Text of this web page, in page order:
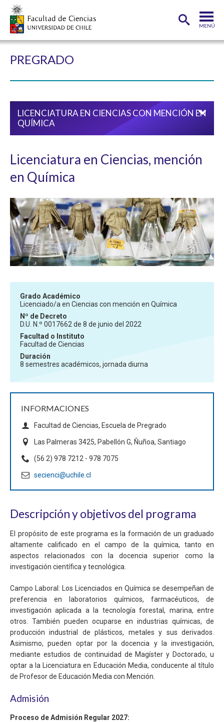
MENÚ
CARRERAS
POSTGRADOS
INVESTIGACIÓN
ESTUDIANTES ACADÉMICOS
FUNCIONARIOS EGRESADOS
PREGRADO
LICENCIATURA EN CIENCIAS CON MENCIÓN EN
QUÍMICA
Licenciatura en Ciencias, mención
en Química
INFORMACIONES
Facultad de Ciencias, Escuela de Pregrado
Las Palmeras 3425, Pabellón G, Ñuñoa, Santiago
(56 2) 978 7212 - 978 7075
secienci@uchile.cl
Grado Académico
Licenciado/a en Ciencias con mención en Química
Nº de Decreto
D.U. N.º 0017662 de 8 de junio del 2022
Facultad o Instituto
Facultad de Ciencias
Duración
8 semestres académicos, jornada diurna
Descripción y objetivos del programa
El propósito de este programa es la formación de un graduado
altamente calificado en el campo de la química, tanto en
aspectos relacionados con la docencia superior como la
investigación científica y tecnológica.
Campo Laboral: Los Licenciados en Química se desempeñan de
preferencia en laboratorios químicos, farmacéuticos, de
investigación aplicada a la tecnología forestal, marina, entre
otros. También pueden ocuparse en industrias químicas, de
producción industrial de plásticos, metales y sus derivados.
Asimismo, pueden optar por la docencia y la investigación,
mediante estudios de continuidad de Magíster y Doctorado, u
optar a la Licenciatura en Educación Media, conducente al título
de Profesor de Educación Media con Mención.
Admisión
Proceso de Admisión Regular 2027: